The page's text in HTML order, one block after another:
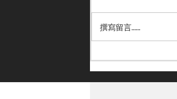
撰寫留言......